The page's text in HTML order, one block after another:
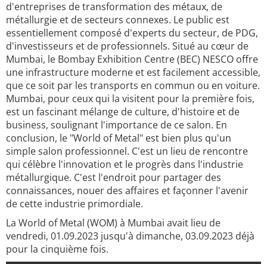
d'entreprises de transformation des métaux, de
métallurgie et de secteurs connexes. Le public est
essentiellement composé d'experts du secteur, de PDG,
d'investisseurs et de professionnels. Situé au cœur de
Mumbai, le Bombay Exhibition Centre (BEC) NESCO offre
une infrastructure moderne et est facilement accessible,
que ce soit par les transports en commun ou en voiture.
Mumbai, pour ceux qui la visitent pour la première fois,
est un fascinant mélange de culture, d'histoire et de
business, soulignant l'importance de ce salon. En
conclusion, le "World of Metal" est bien plus qu'un
simple salon professionnel. C'est un lieu de rencontre
qui célèbre l'innovation et le progrès dans l'industrie
métallurgique. C'est l'endroit pour partager des
connaissances, nouer des affaires et façonner l'avenir
de cette industrie primordiale.
La World of Metal (WOM) à Mumbai avait lieu de
vendredi, 01.09.2023 jusqu'à dimanche, 03.09.2023 déjà
pour la cinquième fois.